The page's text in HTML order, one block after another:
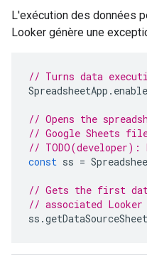
L'exécution des données
Looker génère une
// Turns data
SpreadsheetApp .
// Opens the
// Google Sheets
// TODO(developer):
const ss =
// Gets the first
// associated Looker
ss .